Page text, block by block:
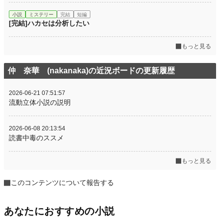
小説 ミステリー 完結 短編
[完結]ハカセは分析したい
もっと見る
仲 奈華 (nakanaka)の近況ボードの更新履歴
2026-06-21 07:51:57
流動立体小説の説明
2026-06-08 20:13:54
読書中毒のススメ
もっと見る
このコンテンツについて報告する
あなたにおすすめの小説